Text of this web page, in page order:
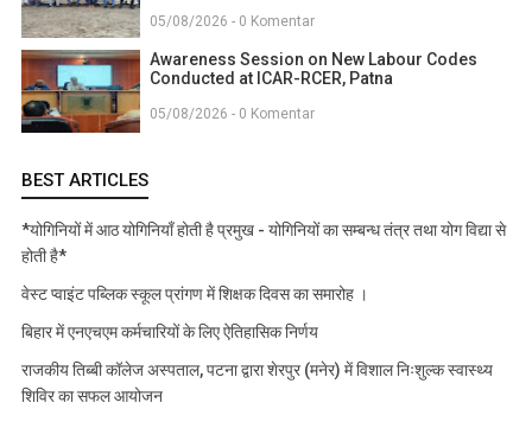
05/08/2026 - 0 Komentar
Awareness Session on New Labour Codes
Conducted at ICAR-RCER, Patna
05/08/2026 - 0 Komentar
BEST ARTICLES
*योगिनियों में आठ योगिनियाँ होती है प्रमुख - योगिनियों का सम्बन्ध तंत्र तथा योग विद्या से
होती है*
वेस्ट प्वाइंट पब्लिक स्कूल प्रांगण में शिक्षक दिवस का समारोह ।
बिहार में एनएचएम कर्मचारियों के लिए ऐतिहासिक निर्णय
राजकीय तिब्बी कॉलेज अस्पताल, पटना द्वारा शेरपुर (मनेर) में विशाल निःशुल्क स्वास्थ्य
शिविर का सफल आयोजन